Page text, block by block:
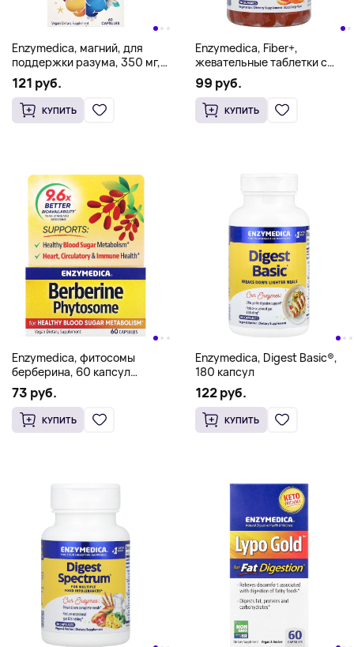
Enzymedica, магний, для
поддержки разума, 350 мг,
60 капсул
121 руб.
КУПИТЬ
Enzymedica, Fiber+,
жевательные таблетки с
пребиотиками и
пробиотиками, со вкусом
красного апельсина, 90
жевательных таблеток
99 руб.
КУПИТЬ
Enzymedica, фитосомы
берберина, 60 капсул
(275 мг в 1 капсуле)
73 руб.
КУПИТЬ
Enzymedica, Digest Basic®,
180 капсул
122 руб.
КУПИТЬ